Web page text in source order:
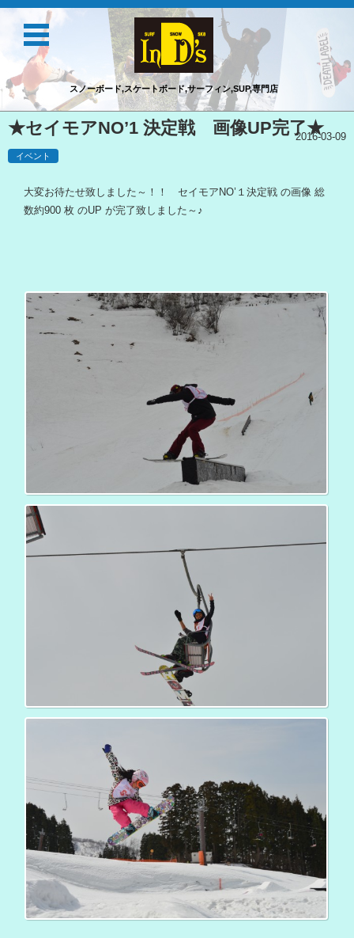
スノーボード,スケートボード,サーフィン,SUP,専門店
コンテンツに移動
★セイモアNO’1 決定戦 画像UP完了★
2016-03-09
イベント
大変お待たせ致しました～！！ セイモアNO’１決定戦 の画像 総
数約900 枚 のUP が完了致しました～♪